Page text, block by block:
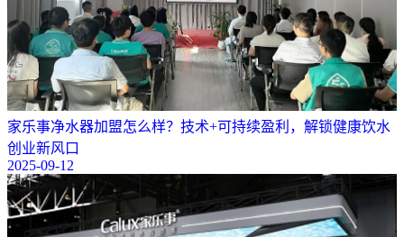
​家乐事净水器加盟怎么样？技术+可持续盈利，解锁健康饮水
创业新风口
2025-09-12